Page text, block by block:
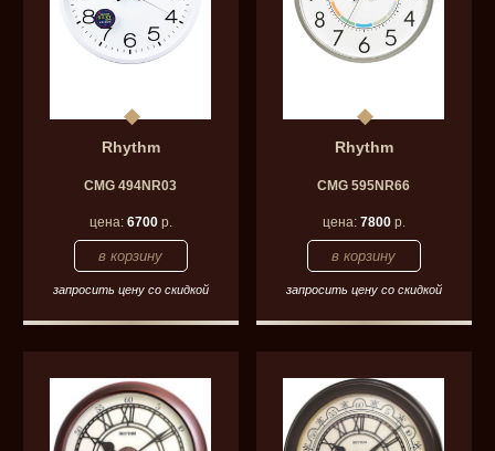
Rhythm
CMG 494NR03
цена: 6700р.
запросить цену со скидкой
Rhythm
CMG 595NR66
цена: 7800р.
запросить цену со скидкой